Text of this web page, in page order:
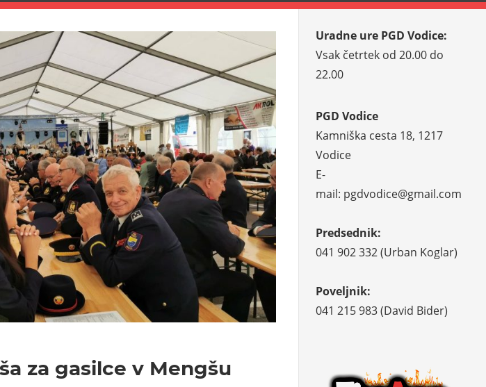
za gasilce v Mengšu
Uradne ure PGD Vodice:
Vsak četrtek od 20.00 do
22.00
PGD Vodice
Kamniška cesta 18, 1217
Vodice
E-
mail: pgdvodice@gmail.com
Predsednik:
041 902 332 (Urban Koglar)
Poveljnik:
041 215 983 (David Bider)